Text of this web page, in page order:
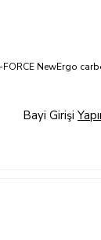
FORCE NewErgo
Bayi Girişi